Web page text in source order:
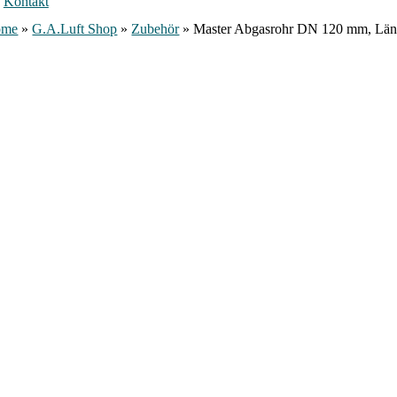
»G.A.Luft Shop » Zubehör»Master Abgasrohr DN 120 mm,